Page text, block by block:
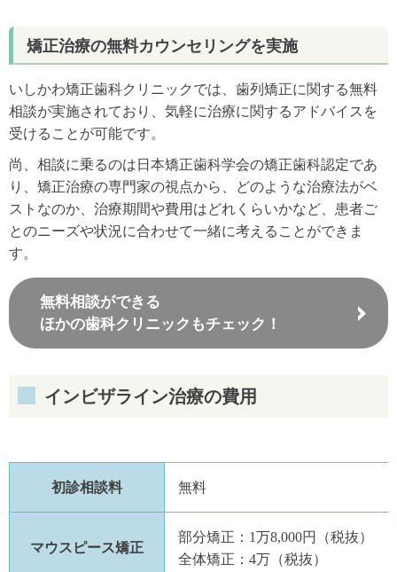
矯正治療の無料カウンセリングを実施
いしかわ矯正歯科クリニックでは、歯列矯正に関する無料
相談が実施されており、気軽に治療に関するアドバイスを
受けることが可能です。
尚、相談に乗るのは日本矯正歯科学会の矯正歯科認定であ
り、矯正治療の専門家の視点から、どのような治療法がベ
ストなのか、治療期間や費用はどれくらいかなど、患者ご
とのニーズや状況に合わせて一緒に考えることができま
す。
無料相談ができる
ほかの歯科クリニックもチェック！
インビザライン治療の費用
初診相談料 無料
マウスピース矯正
部分矯正：1万8,000円（税抜）
全体矯正：4万（税抜）